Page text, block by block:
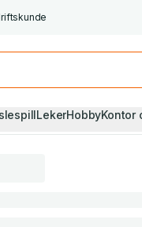
LekerHobbyKontor